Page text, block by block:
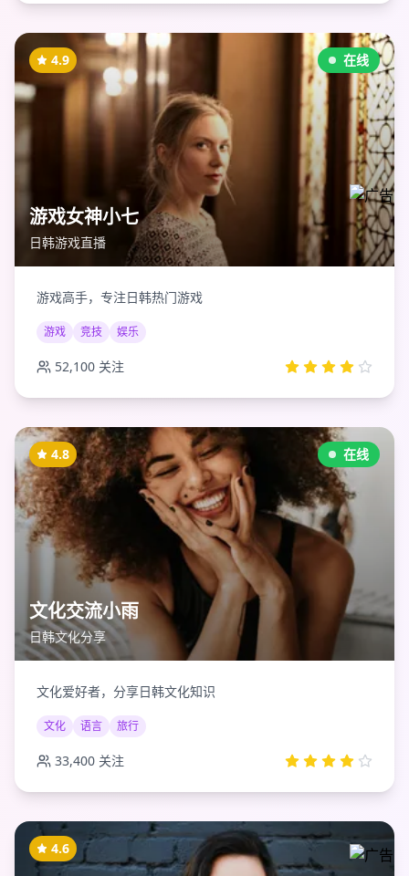
在线
4.9
游戏女神小七
日韩游戏直播
游戏高手，专注日韩热门游戏
游戏 竞技 娱乐
52,100 关注
在线
4.8
文化交流小雨
日韩文化分享
文化爱好者，分享日韩文化知识
文化 语言 旅行
33,400 关注
4.6